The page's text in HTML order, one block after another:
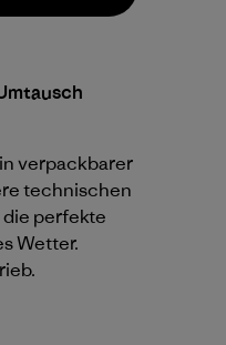
verpackbarer
technischen
die perfekte
Wetter.